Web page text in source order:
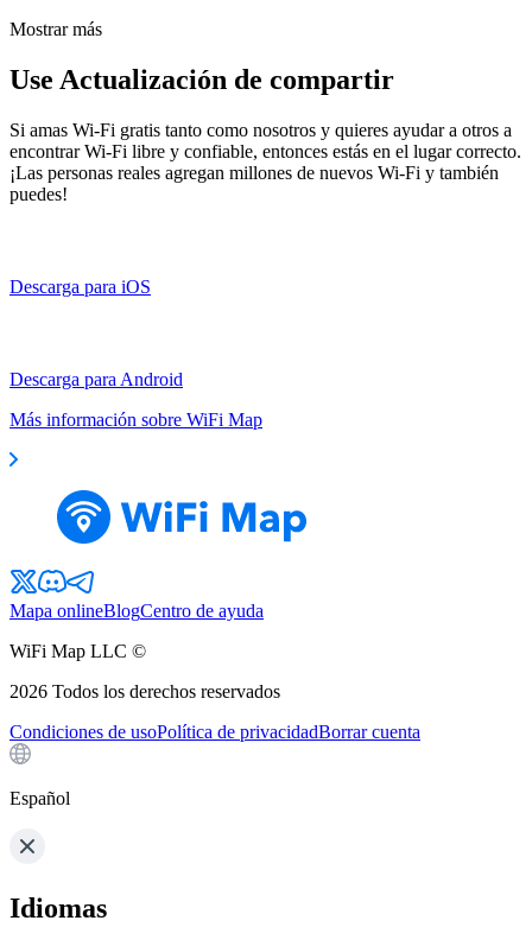
Mostrar más
Use Actualización de compartir
Si amas Wi-Fi gratis tanto como nosotros y quieres ayudar a otros a
encontrar Wi-Fi libre y confiable, entonces estás en el lugar correcto.
¡Las personas reales agregan millones de nuevos Wi-Fi y también
puedes!
Descarga para iOS
Descarga para Android
Más información sobre WiFi Map
Mapa onlineBlogCentro de ayuda
WiFi Map LLC ©
2026 Todos los derechos reservados
Condiciones de usoPolítica de privacidadBorrar cuenta
Español
Idiomas